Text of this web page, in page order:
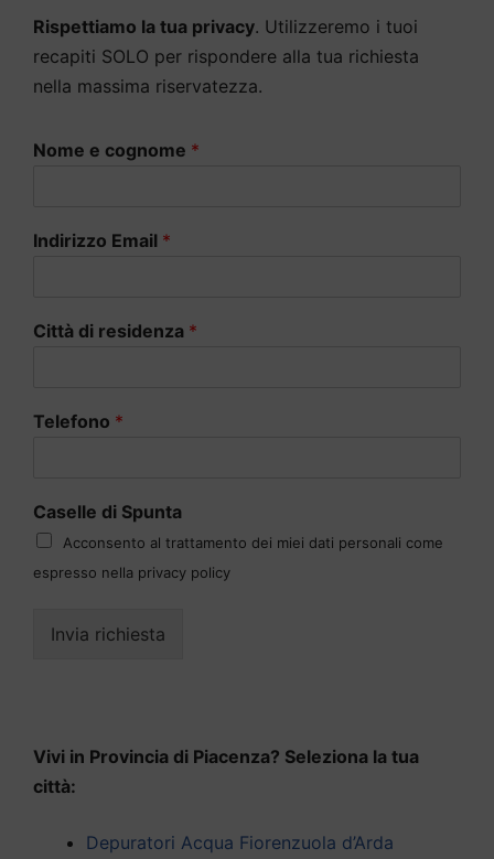
Rispettiamo la tua privacy. Utilizzeremo i tuoi
recapiti SOLO per rispondere alla tua richiesta
nella massima riservatezza.
Nome e cognome *
Indirizzo Email *
Città di residenza *
Telefono *
Caselle di Spunta
Acconsento al trattamento dei miei dati personali come
espresso nella privacy policy
Invia richiesta
Vivi in Provincia di Piacenza? Seleziona la tua
città:
Depuratori Acqua Fiorenzuola d’Arda